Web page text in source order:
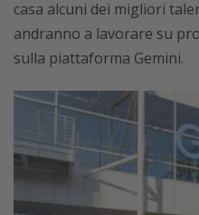
casa alcuni dei migliori
andranno a lavorare su
sulla piattaforma Gemini.